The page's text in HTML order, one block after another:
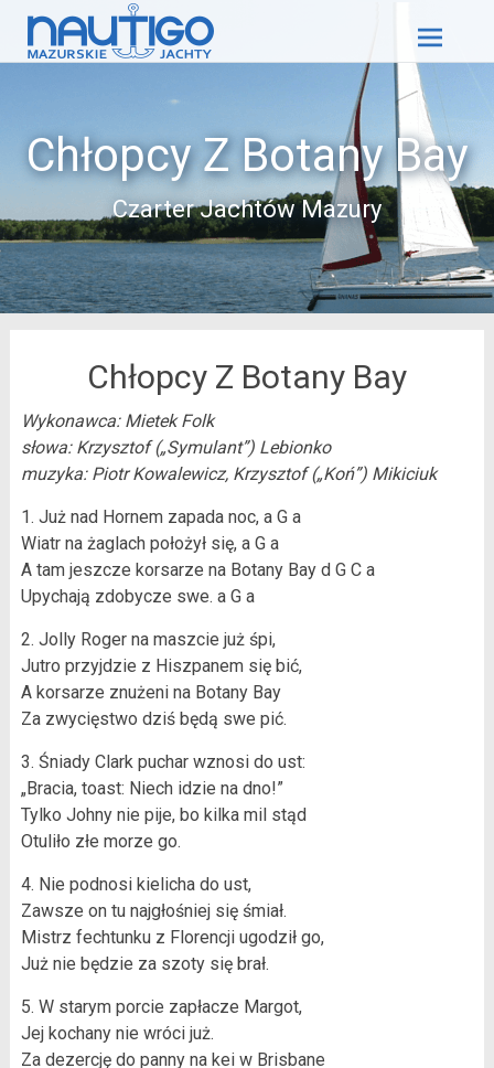
Skip
to
content
Chłopcy Z Botany Bay
Czarter Jachtów Mazury
Chłopcy Z Botany Bay
Wykonawca: Mietek Folk
słowa: Krzysztof („Symulant”) Lebionko
muzyka: Piotr Kowalewicz, Krzysztof („Koń”) Mikiciuk
1. Już nad Hornem zapada noc, a G a
Wiatr na żaglach położył się, a G a
A tam jeszcze korsarze na Botany Bay d G C a
Upychają zdobycze swe. a G a
2. Jolly Roger na maszcie już śpi,
Jutro przyjdzie z Hiszpanem się bić,
A korsarze znużeni na Botany Bay
Za zwycięstwo dziś będą swe pić.
3. Śniady Clark puchar wznosi do ust:
„Bracia, toast: Niech idzie na dno!”
Tylko Johny nie pije, bo kilka mil stąd
Otuliło złe morze go.
4. Nie podnosi kielicha do ust,
Zawsze on tu najgłośniej się śmiał.
Mistrz fechtunku z Florencji ugodził go,
Już nie będzie za szoty się brał.
5. W starym porcie zapłacze Margot,
Jej kochany nie wróci już.
Za dezercję do panny na kei w Brisbane